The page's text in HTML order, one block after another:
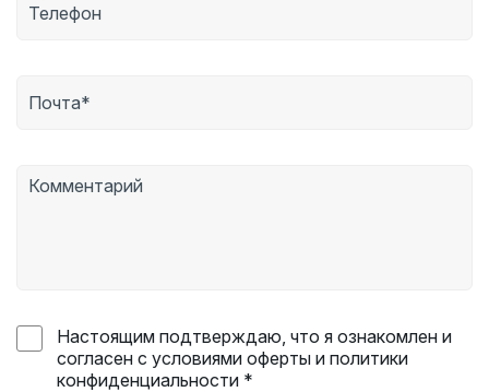
Настоящим подтверждаю, что я ознакомлен и
согласен с условиями оферты и политики
конфиденциальности *